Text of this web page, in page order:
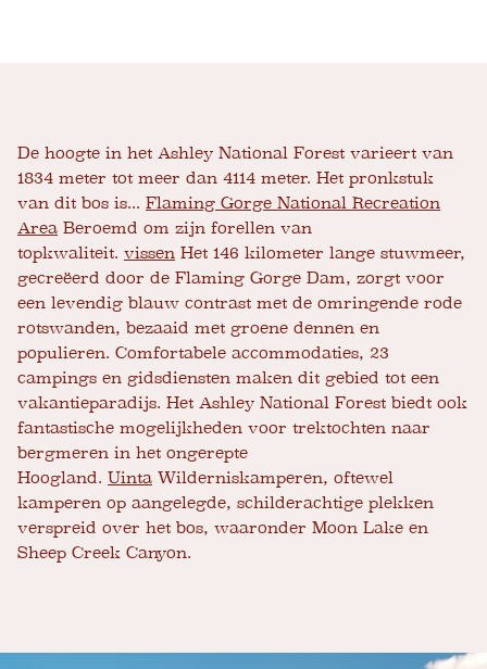
De hoogte in het Ashley National Forest varieert van
1834 meter tot meer dan 4114 meter. Het pronkstuk
van dit bos is... Flaming Gorge National Recreation
Area Beroemd om zijn forellen van
topkwaliteit. vissen Het 146 kilometer lange stuwmeer,
gecreëerd door de Flaming Gorge Dam, zorgt voor
een levendig blauw contrast met de omringende rode
rotswanden, bezaaid met groene dennen en
populieren. Comfortabele accommodaties, 23
campings en gidsdiensten maken dit gebied tot een
vakantieparadijs. Het Ashley National Forest biedt ook
fantastische mogelijkheden voor trektochten naar
bergmeren in het ongerepte
Hoogland. Uinta Wilderniskamperen, oftewel
kamperen op aangelegde, schilderachtige plekken
verspreid over het bos, waaronder Moon Lake en
Sheep Creek Canyon.